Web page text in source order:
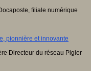
filiale numérique
pionnière et innovante
Directeur du réseau Pigier